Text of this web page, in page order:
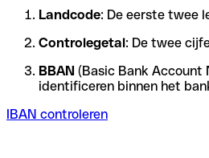
Landcode: De eerste twee
Controlegetal: De twee
BBAN (Basic Bank Account
identificeren binnen het
IBAN controleren